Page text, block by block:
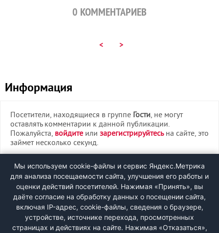
0 КОММЕНТАРИЕВ
< >
Информация
Посетители, находящиеся в группе Гости, не могут
оставлять комментарии к данной публикации.
Пожалуйста, войдите или зарегистрируйтесьна сайте, это
займет несколько секунд.
ВХОД
РЕГИСТРАЦИЯ
Быстрая регистрациячерез соцсети:
Мы используем cookie-файлы и сервис Яндекс.Метрика
для анализа посещаемости сайта, улучшения его работы и
оценки действий посетителей. Нажимая «Принять», вы
даёте согласие на обработку данных о посещении сайта,
включая IP-адрес, cookie-файлы, сведения о браузере,
устройстве, источнике перехода, просмотренных
страницах и действиях на сайте. Нажимая «Отказаться»,